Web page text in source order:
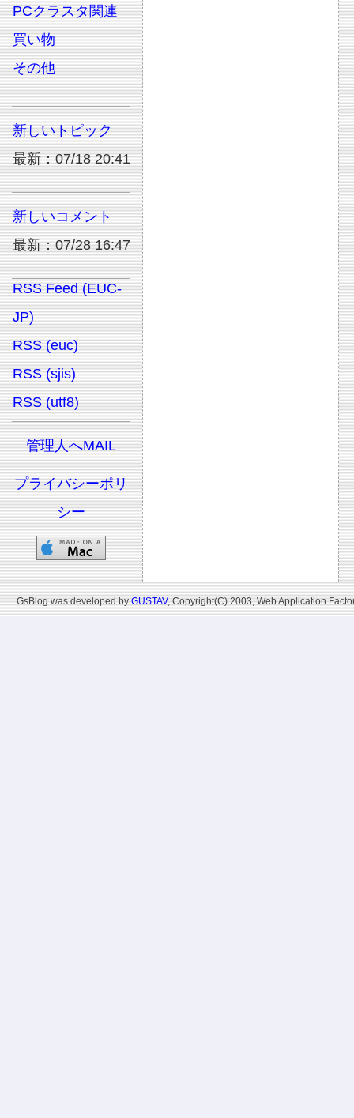
PCクラスタ関連
買い物
その他
新しいトピック
最新：07/18 20:41
新しいコメント
最新：07/28 16:47
RSS Feed (EUC-
JP)
RSS (euc)
RSS (sjis)
RSS (utf8)
管理人へMAIL
プライバシーポリ
シー
GsBlog was developed byGUSTAV, Copyright(C) 2003, Web Application